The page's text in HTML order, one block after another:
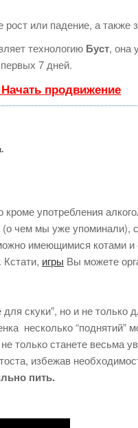
или падение, а также
технологию Буст, она
7 дней.
продвижение
употребления
(о чем мы уже
имеющимися
Кстати, игры Вы можете
скуки”, но и не
несколько
только станете весьма
избежав
пить.